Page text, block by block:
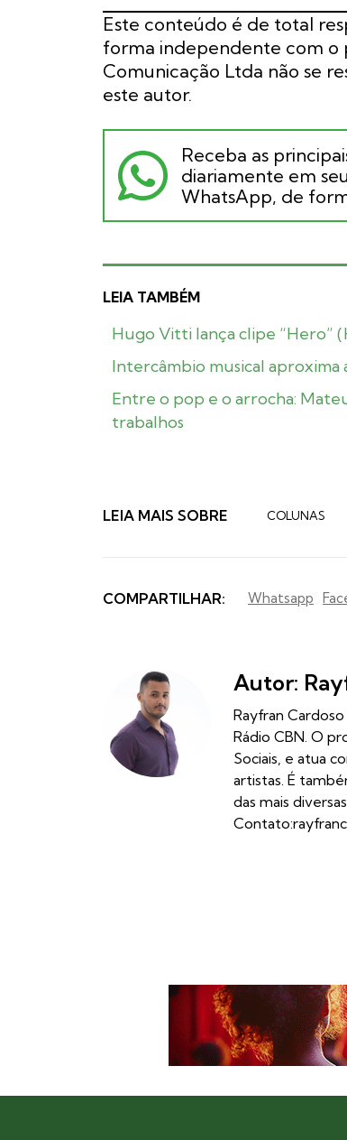
Este conteúdo é de total
forma independente com o
Comunicação Ltda não se
este autor.
Receba as
diariamente em
WhatsApp, de
LEIA TAMBÉM
Hugo Vitti lança clipe “Hero”
Intercâmbio musical
Entre o pop e o arrocha:
trabalhos
LEIA MAIS SOBRE COLUNAS
COMPARTILHAR: Whatsapp
Autor:
Rayfran
Rádio CBN. O
Sociais, e atua
artistas. É
das mais
Contato: